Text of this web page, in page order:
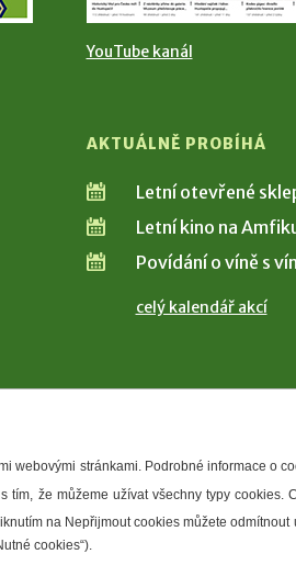
YouTube kanál
AKTUÁLNĚ PROBÍHÁ
Letní otevřené
Letní kino na
Povídání o víně s
celý kalendář akcí
webovými stránkami. Podrobné informace o
tím, že můžeme užívat všechny typy cookies.
na Nepřijmout cookies můžete odmítnout
cookies“).